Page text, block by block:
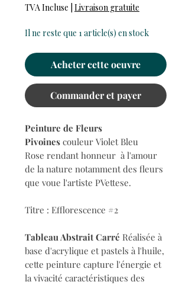
TVA Incluse Livraison gratuite
Il ne reste que 1 article(s) en stock
Acheter cette oeuvre
Commander et payer
Peinture de Fleurs
Pivoines couleur Violet Bleu
Rose rendant honneur à l'amour
de la nature notamment des fleurs
que voue l'artiste PVettese.
Titre : Efflorescence #2
Tableau Abstrait Carré Réalisée à
base d'acrylique et pastels à l'huile,
cette peinture capture l'énergie et
la vivacité caractéristiques des